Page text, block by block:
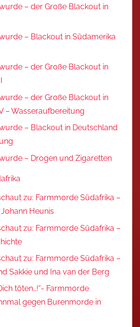
– der Große Blackout in
– Blackout in Südamerika
– der Große Blackout in
– der Große Blackout in
– Wasseraufbereitung
– Blackout in Deutschland
– Drogen und Zigaretten
zu: Farmmorde Südafrika –
Heunis
zu: Farmmorde Südafrika –
zu: Farmmorde Südafrika –
Sakkie und Ina van der Berg
töten…!“- Farmmorde
gegen Burenmorde in